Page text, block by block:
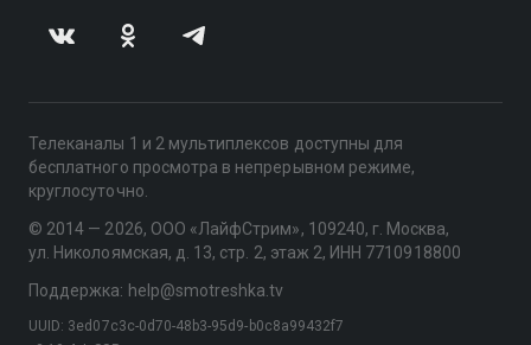
Телеканалы 1 и 2 мультиплексов доступны для
бесплатного просмотра в непрерывном режиме,
круглосуточно.
© 2014 — 2026, ООО «ЛайфСтрим», 109240, г. Москва,
ул. Николоямская, д. 13, стр. 2, этаж 2, ИНН 7710918800
Поддержка: help@smotreshka.tv
UUID: 3ed07c3c-0d70-48b3-95d9-b0c8a99432f7